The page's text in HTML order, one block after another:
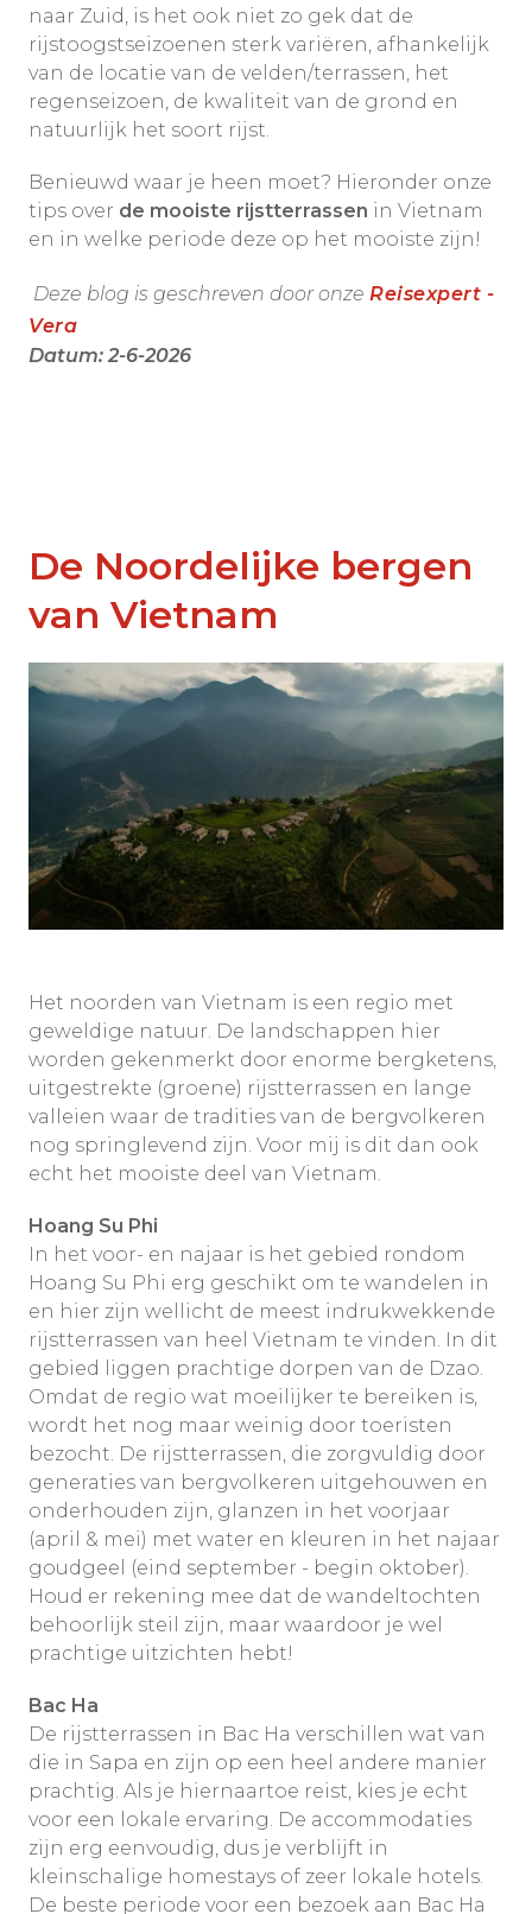
naar Zuid, is het ook niet zo gek dat de
rijstoogstseizoenen sterk variëren, afhankelijk
van de locatie van de velden/terrassen, het
regenseizoen, de kwaliteit van de grond en
natuurlijk het soort rijst.
Benieuwd waar je heen moet? Hieronder onze
tips over de mooiste rijstterrassen in Vietnam
en in welke periode deze op het mooiste zijn!
Deze blog is geschreven door onze Reisexpert -
Vera
Datum: 2-6-2026
De Noordelijke bergen
van Vietnam
Het noorden van Vietnam is een regio met
geweldige natuur. De landschappen hier
worden gekenmerkt door enorme bergketens,
uitgestrekte (groene) rijstterrassen en lange
valleien waar de tradities van de bergvolkeren
nog springlevend zijn. Voor mij is dit dan ook
echt het mooiste deel van Vietnam.
Hoang Su Phi
In het voor- en najaar is het gebied rondom
Hoang Su Phi erg geschikt om te wandelen in
en hier zijn wellicht de meest indrukwekkende
rijstterrassen van heel Vietnam te vinden. In dit
gebied liggen prachtige dorpen van de Dzao.
Omdat de regio wat moeilijker te bereiken is,
wordt het nog maar weinig door toeristen
bezocht. De rijstterrassen, die zorgvuldig door
generaties van bergvolkeren uitgehouwen en
onderhouden zijn, glanzen in het voorjaar
(april & mei) met water en kleuren in het najaar
goudgeel (eind september - begin oktober).
Houd er rekening mee dat de wandeltochten
behoorlijk steil zijn, maar waardoor je wel
prachtige uitzichten hebt!
Bac Ha
De rijstterrassen in Bac Ha verschillen wat van
die in Sapa en zijn op een heel andere manier
prachtig. Als je hiernaartoe reist, kies je echt
voor een lokale ervaring. De accommodaties
zijn erg eenvoudig, dus je verblijft in
kleinschalige homestays of zeer lokale hotels.
De beste periode voor een bezoek aan Bac Ha